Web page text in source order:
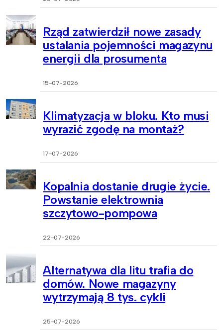
Rząd zatwierdził nowe zasady
ustalania pojemności magazynu
energii dla prosumenta
15-07-2026
Klimatyzacja w bloku. Kto musi
wyrazić zgodę na montaż?
17-07-2026
Kopalnia dostanie drugie życie.
Powstanie elektrownia
szczytowo-pompowa
22-07-2026
Alternatywa dla litu trafia do
domów. Nowe magazyny
wytrzymają 8 tys. cykli
25-07-2026